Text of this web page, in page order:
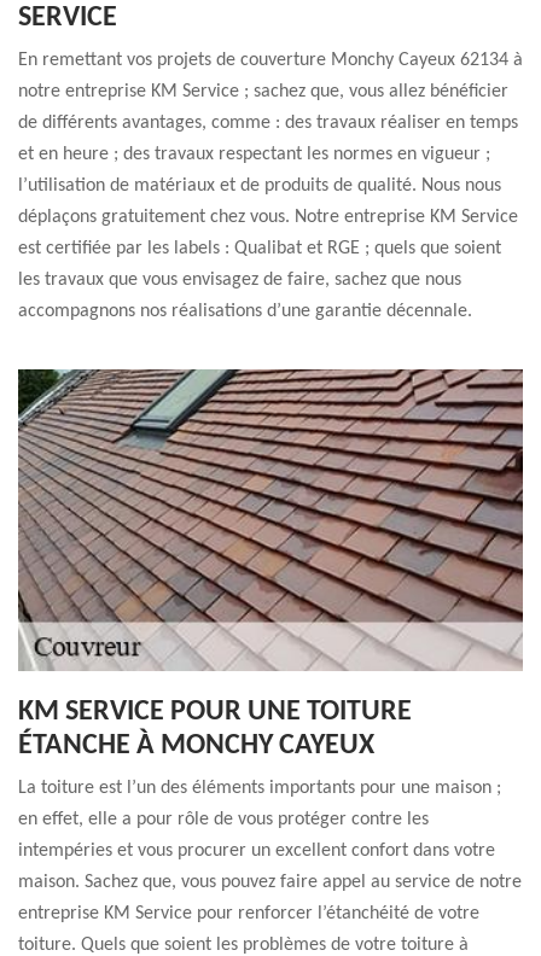
SERVICE
En remettant vos projets de couverture Monchy Cayeux 62134 à
notre entreprise KM Service ; sachez que, vous allez bénéficier
de différents avantages, comme : des travaux réaliser en temps
et en heure ; des travaux respectant les normes en vigueur ;
l’utilisation de matériaux et de produits de qualité. Nous nous
déplaçons gratuitement chez vous. Notre entreprise KM Service
est certifiée par les labels : Qualibat et RGE ; quels que soient
les travaux que vous envisagez de faire, sachez que nous
accompagnons nos réalisations d’une garantie décennale.
KM SERVICE POUR UNE TOITURE
ÉTANCHE À MONCHY CAYEUX
La toiture est l’un des éléments importants pour une maison ;
en effet, elle a pour rôle de vous protéger contre les
intempéries et vous procurer un excellent confort dans votre
maison. Sachez que, vous pouvez faire appel au service de notre
entreprise KM Service pour renforcer l’étanchéité de votre
toiture. Quels que soient les problèmes de votre toiture à